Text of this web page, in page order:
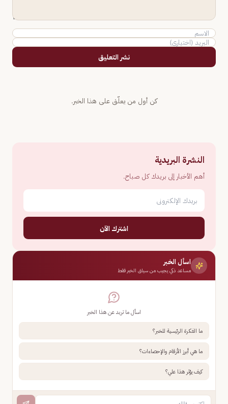
نشر التعليق
كن أول من يعلّق على هذا الخبر.
النشرة البريدية
أهم الأخبار إلى بريدك كل صباح.
اشترك الآن
اسأل الخبر
مساعد ذكي يجيب من سياق الخبر فقط
اسأل ما تريد عن هذا الخبر
ما الفكرة الرئيسية للخبر؟
ما هي أبرز الأرقام والإحصاءات؟
كيف يؤثر هذا علي؟